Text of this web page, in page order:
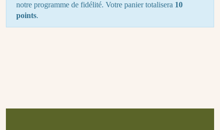
notre programme de fidélité. Votre panier totalisera 10
points.